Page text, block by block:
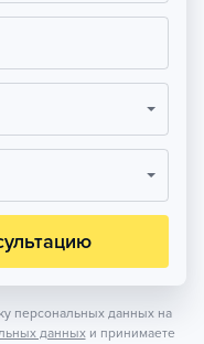
персональных данных на
данных и принимаете